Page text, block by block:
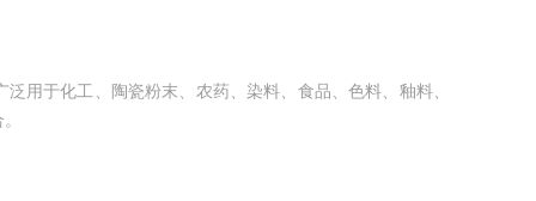
用于化工、陶瓷粉末、农药、染料、食品、色料、釉料、